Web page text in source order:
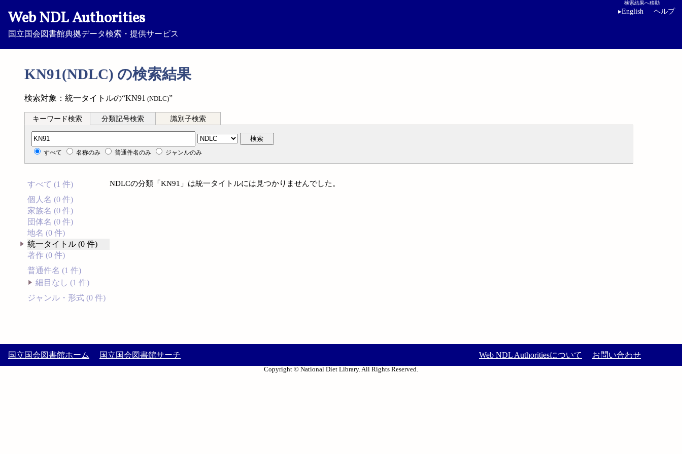
Web NDL Authorities
国立国会図書館典拠データ検索・提供サービス
検索結果へ移動
▸English ヘルプ
KN91(NDLC) の検索結果
検索対象：統一タイトルの“KN91 (NDLC)”
キーワード検索 分類記号検索 識別子検索
分類記号検索 検索
すべて 名称のみ 普通件名のみ ジャンルのみ
すべて (1 件)
個人名 (0 件)
家族名 (0 件)
団体名 (0 件)
地名 (0 件)
統一タイトル (0 件)
著作 (0 件)
普通件名 (1 件)
細目なし (1 件)
ジャンル・形式 (0 件)
NDLCの分類「KN91」は統一タイトルには見つかりませんでした。
国立国会図書館ホーム 国立国会図書館サーチ Web NDL Authoritiesについて お問い合わせ
Copyright © National Diet Library. All Rights Reserved.